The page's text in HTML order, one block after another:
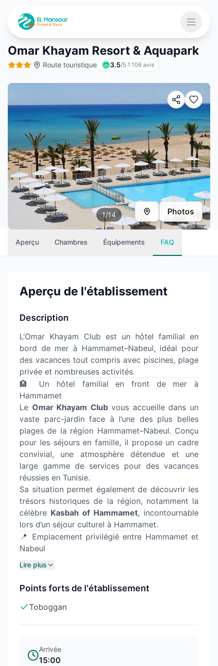
Ouvrir
Omar Khayam Resort & Aquapark
· Route touristique 3.5/5·1 106 avis
1/14 Photos
Aperçu Chambres Équipements FAQ
Aperçu de l'établissement
Description
L’Omar Khayam Club est un hôtel familial en
bord de mer à Hammamet–Nabeul, idéal pour
des vacances tout compris avec piscines, plage
privée et nombreuses activités.
🏨 Un hôtel familial en front de mer à
Hammamet
Le Omar Khayam Clubvous accueille dans un
vaste parc-jardin face à l’une des plus belles
plages de la région Hammamet–Nabeul. Conçu
pour les séjours en famille, il propose un cadre
convivial, une atmosphère détendue et une
large gamme de services pour des vacances
réussies en Tunisie.
Sa situation permet également de découvrir les
trésors historiques de la région, notamment la
célèbre Kasbah of Hammamet, incontournable
lors d’un séjour culturel à Hammamet.
📍 Emplacement privilégié entre Hammamet et
Nabeul
Lire plus
Points forts de l'établissement
Toboggan
Arrivée
15:00